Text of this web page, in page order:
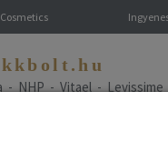
- NHP - Vitael - Levissime